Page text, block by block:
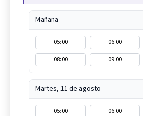
Mañana
05:00 06:00
08:00
09:00
Martes, 11 de agosto
05:00 06:00